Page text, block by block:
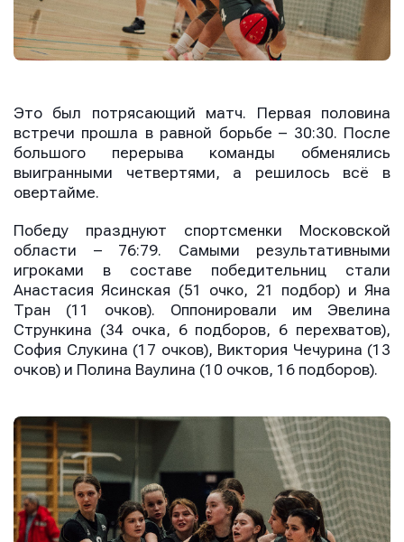
Это был потрясающий матч. Первая половина
встречи прошла в равной борьбе – 30:30. После
большого перерыва команды обменялись
выигранными четвертями, а решилось всё в
овертайме.
Победу празднуют спортсменки Московской
области – 76:79. Самыми результативными
игроками в составе победительниц стали
Анастасия Ясинская (51 очко, 21 подбор) и Яна
Тран (11 очков). Оппонировали им Эвелина
Стрункина (34 очка, 6 подборов, 6 перехватов),
София Слукина (17 очков), Виктория Чечурина (13
очков) и Полина Ваулина (10 очков, 16 подборов).
Отправить
Отправить
Отправить
условиями обработки персональных данных